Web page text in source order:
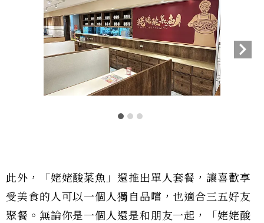
此外，「姥姥酸菜魚」還推出單人套餐，讓喜歡享
受美食的人可以一個人獨自品嚐，也適合三五好友
聚餐。無論你是一個人還是和朋友一起，「姥姥酸